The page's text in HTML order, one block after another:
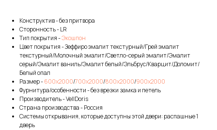
Конструктив - без притвора
Сторонность - LR
Тип покрытия -Экошпон
Цвет покрытия - Зеффиро эмалит текстурный/Грей эмалит
текстурный/Молочный эмалит/Светло-серый эмалит/Эмалит
серый/Эмалит ваниль/Эмалит белый/Эльбрус/Кварцит/Доломит/
Белый опал
Размер -600х2000/700х2000/800х2000/900х2000
Фурнитура/особенности - без врезки замка и петель
Производитель - VellDoris
Страна производства - Россия
Системы открывания, которые доступны этой двери: распашные 1
дверь